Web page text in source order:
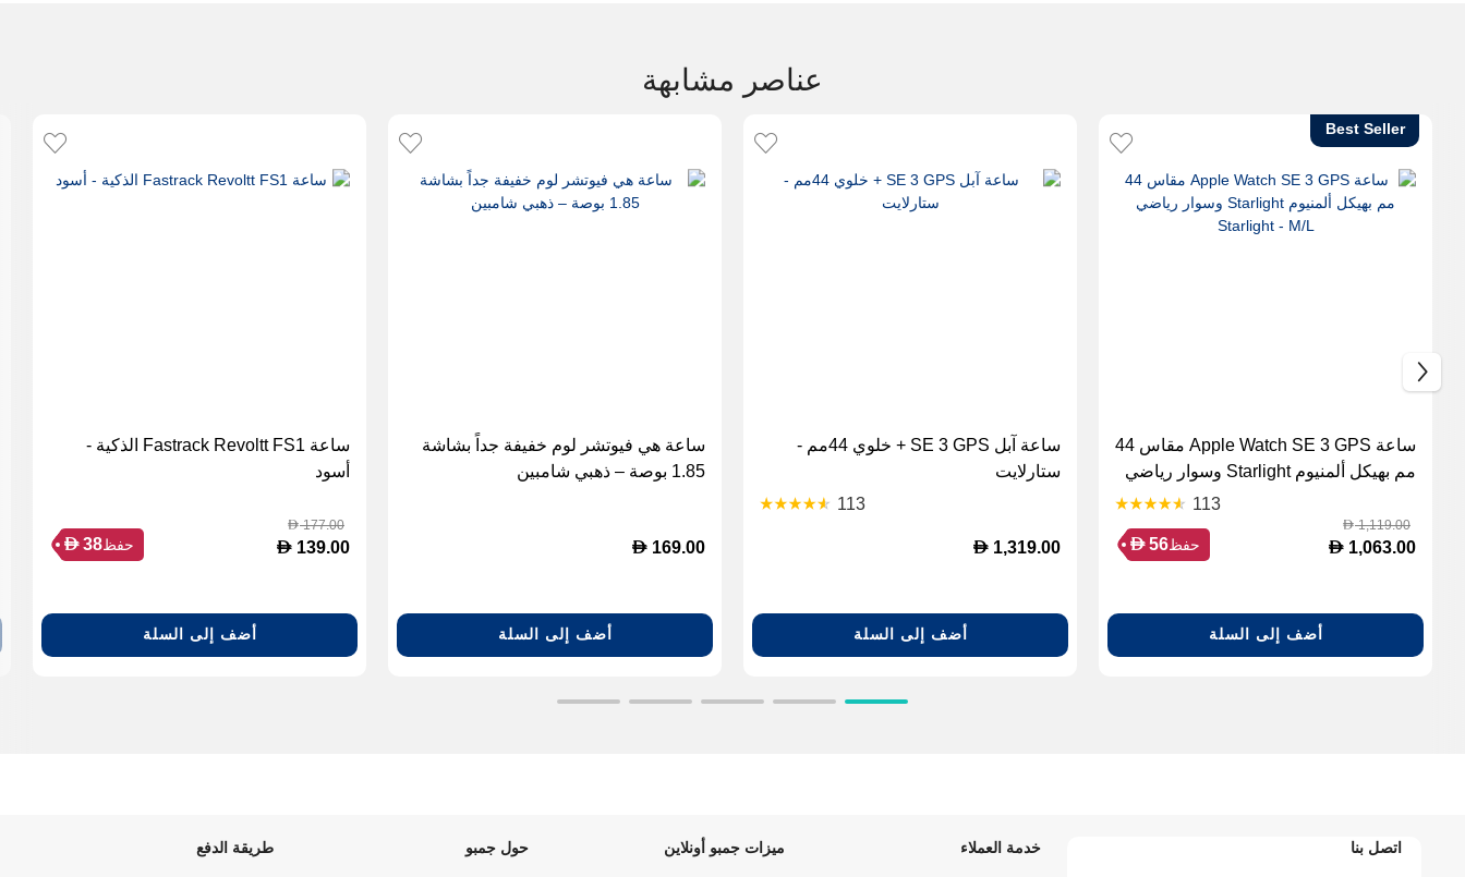
عناصر مشابهة
Best Seller
ساعة Apple Watch SE 3 GPS مقاس 44
مم بهيكل ألمنيوم Starlight وسوار رياضي
113
D1,119.00
D 1,063.00 حفظ D 56
أضف إلى السلة
ساعة آبل SE 3 GPS + خلوي 44مم -
ستارلايت
113
D 1,319.00
أضف إلى السلة
ساعة هي فيوتشر لوم خفيفة جداً بشاشة
1.85 بوصة – ذهبي شامبين
D 169.00
أضف إلى السلة
ساعة Fastrack Revoltt FS1 الذكية -
أسود
D177.00
D 139.00 حفظ D 38
أضف إلى السلة
اتصل بنا خدمة العملاء ميزات جمبو أونلاين حول جمبو طريقة الدفع